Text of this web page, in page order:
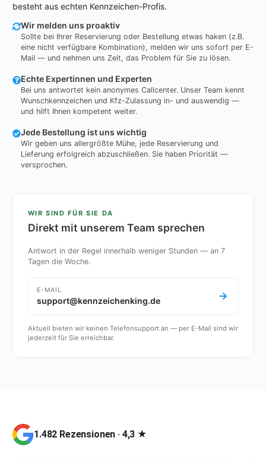
besteht aus echten Kennzeichen-Profis.
Wir melden uns proaktiv
Sollte bei Ihrer Reservierung oder Bestellung etwas haken (z.B.
eine nicht verfügbare Kombination), melden wir uns sofort per E-
Mail — und nehmen uns Zeit, das Problem für Sie zu lösen.
Echte Expertinnen und Experten
Bei uns antwortet kein anonymes Callcenter. Unser Team kennt
Wunschkennzeichen und Kfz-Zulassung in- und auswendig —
und hilft Ihnen kompetent weiter.
Jede Bestellung ist uns wichtig
Wir geben uns allergrößte Mühe, jede Reservierung und
Lieferung erfolgreich abzuschließen. Sie haben Priorität —
versprochen.
WIR SIND FÜR SIE DA
Direkt mit unserem Team sprechen
Antwort in der Regel innerhalb weniger Stunden — an 7
Tagen die Woche.
E-MAIL
support@kennzeichenking.de
Aktuell bieten wir keinen Telefonsupport an — per E-Mail sind wir
jederzeit für Sie erreichbar.
1.482 Rezensionen · 4,3 ★